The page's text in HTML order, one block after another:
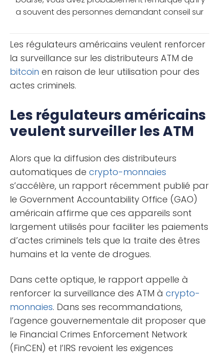
a souvent des personnes demandant conseil sur
Les régulateurs américains veulent renforcer
la surveillance sur les distributeurs ATM de
bitcoin en raison de leur utilisation pour des
actes criminels.
Les régulateurs américains
veulent surveiller les ATM
Alors que la diffusion des distributeurs
automatiques de crypto-monnaies
s’accélère, un rapport récemment publié par
le Government Accountability Office (GAO)
américain affirme que ces appareils sont
largement utilisés pour faciliter les paiements
d’actes criminels tels que la traite des êtres
humains et la vente de drogues.
Dans cette optique, le rapport appelle à
renforcer la surveillance des ATM à crypto-
monnaies. Dans ses recommandations,
l’agence gouvernementale dit proposer que
le Financial Crimes Enforcement Network
(FinCEN) et l’IRS revoient les exigences